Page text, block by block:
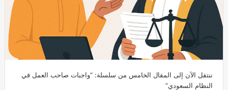
ننتقل الآن إلى المقال الخامس من سلسلة: “واجبات صاحب العمل في
النظام السعودي”